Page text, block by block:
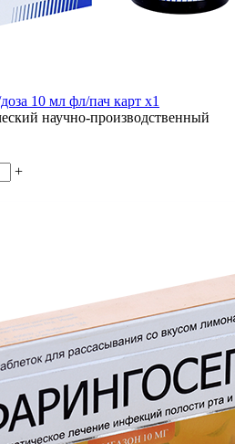
10 мл фл/пач карт x1
научно-производственный
+